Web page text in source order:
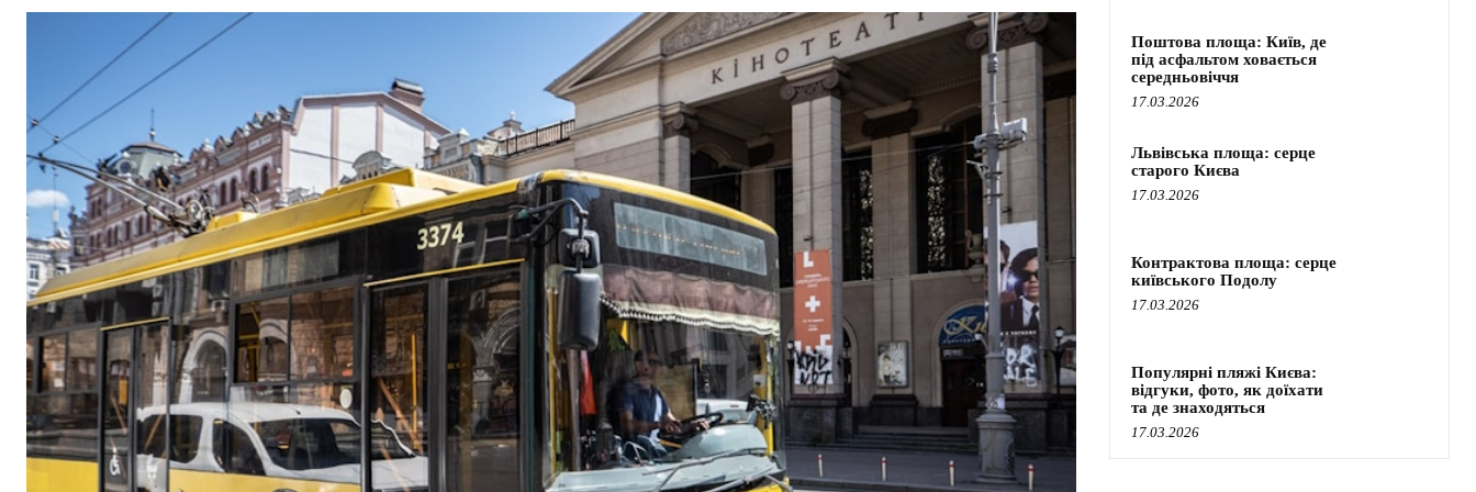
Поштова площа: Київ, де
під асфальтом ховається
середньовіччя
17.03.2026
Львівська площа: серце
старого Києва
17.03.2026
Контрактова площа: серце
київського Подолу
17.03.2026
Популярні пляжі Києва:
відгуки, фото, як доїхати
та де знаходяться
17.03.2026